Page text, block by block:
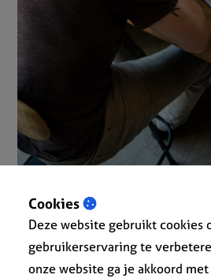
Wat betekent
De zogenaamde btw-
Cookies
Deze website gebruikt cookies
gebruikerservaring te
onze website ga je akkoord